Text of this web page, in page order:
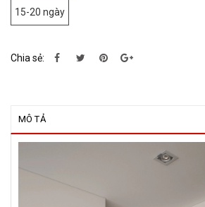
15-20 ngày
Chia sẻ:
MÔ TẢ